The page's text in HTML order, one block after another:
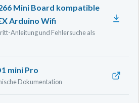
Mini Board kompatible
Arduino Wifi
Anleitung und Fehlersuche als
mini Pro
Dokumentation